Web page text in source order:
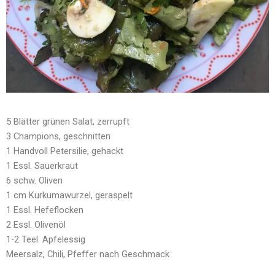
5 Blätter grünen Salat, zerrupft
3 Champions, geschnitten
1 Handvoll Petersilie, gehackt
1 Essl. Sauerkraut
6 schw. Oliven
1 cm Kurkumawurzel, geraspelt
1 Essl. Hefeflocken
2 Essl. Olivenöl
1-2 Teel. Apfelessig
Meersalz, Chili, Pfeffer nach Geschmack